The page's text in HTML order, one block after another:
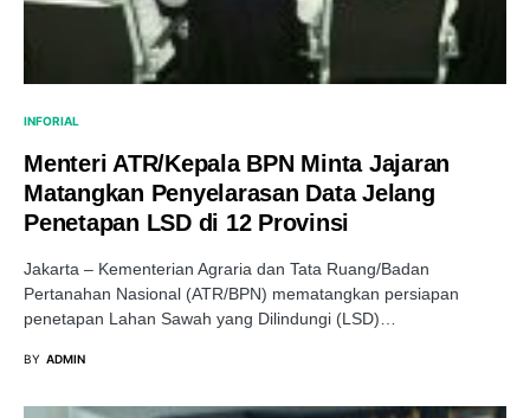
INFORIAL
Menteri ATR/Kepala BPN Minta Jajaran
Matangkan Penyelarasan Data Jelang
Penetapan LSD di 12 Provinsi
Jakarta – Kementerian Agraria dan Tata Ruang/Badan
Pertanahan Nasional (ATR/BPN) mematangkan persiapan
penetapan Lahan Sawah yang Dilindungi (LSD)…
BY ADMIN